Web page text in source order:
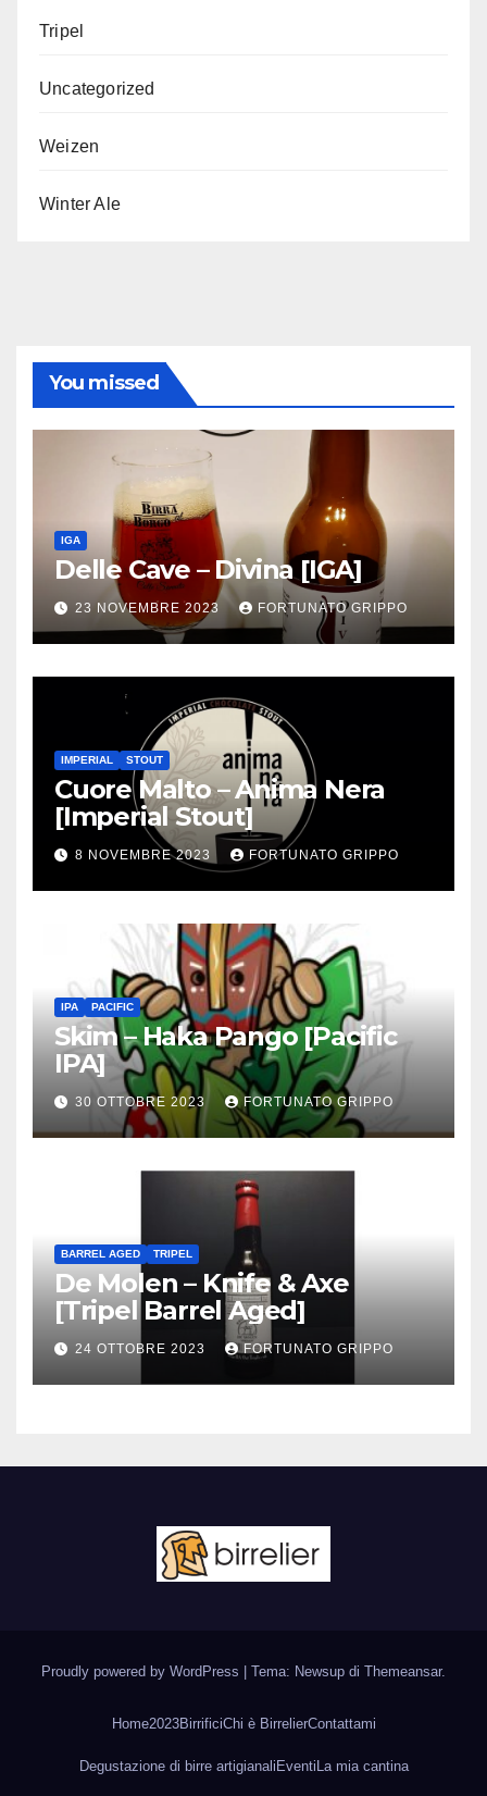
Tripel
Uncategorized
Weizen
Winter Ale
You missed
IGA
Delle Cave – Divina [IGA]
23 NOVEMBRE 2023 FORTUNATO GRIPPO
IMPERIAL STOUT
Cuore Malto – Anima Nera
[Imperial Stout]
8 NOVEMBRE 2023 FORTUNATO GRIPPO
IPA PACIFIC
Skim – Haka Pango [Pacific
IPA]
30 OTTOBRE 2023 FORTUNATO GRIPPO
BARREL AGED TRIPEL
De Molen – Knife & Axe
[Tripel Barrel Aged]
24 OTTOBRE 2023 FORTUNATO GRIPPO
Proudly powered by WordPress Tema: Newsup di Themeansar.
Home2023BirrificiChi è BirrelierContattami
Degustazione di birre artigianali Eventi La mia cantina